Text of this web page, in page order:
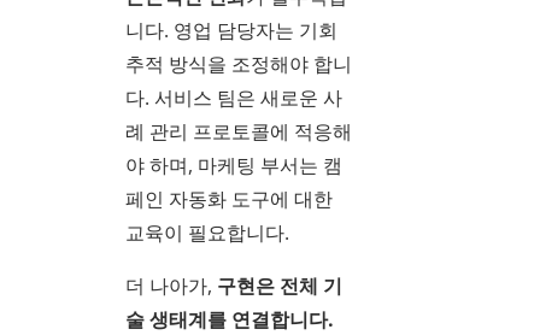
니다. 영업 담당자는 기회
추적 방식을 조정해야 합니
다. 서비스 팀은 새로운 사
례 관리 프로토콜에 적응해
야 하며, 마케팅 부서는 캠
페인 자동화 도구에 대한
교육이 필요합니다.
더 나아가, 구현은 전체 기
술 생태계를 연결합니다.